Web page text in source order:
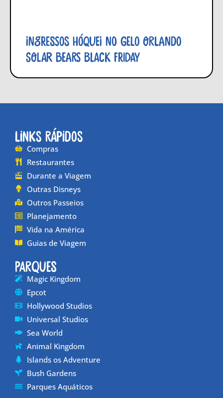
Ingressos Hóquei no Gelo Orlando
Solar Bears Black Friday
Links Rápidos
Compras
Restaurantes
Durante a Viagem
Outras Disneys
Outros Passeios
Planejamento
Vida na América
Guias de Viagem
Parques
Magic Kingdom
Epcot
Hollywood Studios
Universal Studios
Sea World
Animal Kingdom
Islands os Adventure
Bush Gardens
Parques Aquáticos